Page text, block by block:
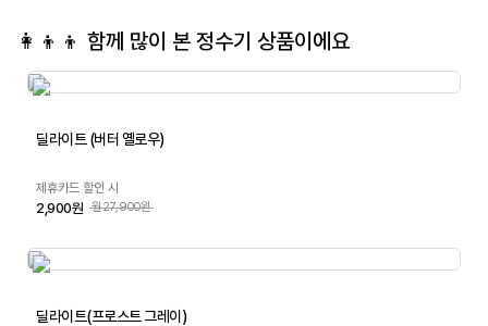
👩‍👦‍👦 함께 많이 본 정수기 상품이에요
딜라이트 (버터 옐로우)
제휴카드 할인 시
2,900원 월27,900원
딜라이트(프로스트 그레이)